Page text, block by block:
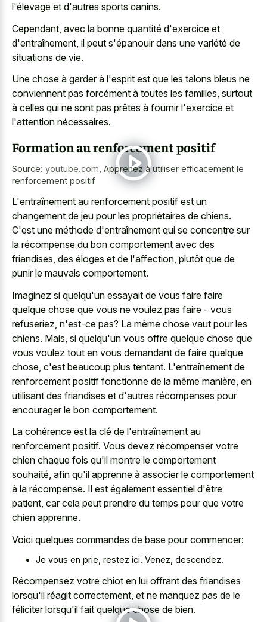
l'élevage et d'autres sports canins.
Cependant, avec la bonne quantité d'exercice et
d'entraînement, il peut s'épanouir dans une variété de
situations de vie.
Une chose à garder à l'esprit est que les talons bleus ne
conviennent pas forcément à toutes les familles, surtout
à celles qui ne sont pas prêtes à fournir l'exercice et
l'attention nécessaires.
Formation au renforcement positif
Source: youtube.com Apprenez à utiliser efficacement le
renforcement positif
L'entraînement au renforcement positif est un
changement de jeu pour les propriétaires de chiens.
C'est une méthode d'entraînement qui se concentre sur
la récompense du bon comportement avec des
friandises, des éloges et de l'affection, plutôt que de
punir le mauvais comportement.
Imaginez si quelqu'un essayait de vous faire faire
quelque chose que vous ne voulez pas faire - vous
refuseriez, n'est-ce pas? La même chose vaut pour les
chiens. Mais, si quelqu'un vous offre quelque chose que
vous voulez tout en vous demandant de faire quelque
chose, c'est beaucoup plus tentant. L'entraînement de
renforcement positif fonctionne de la même manière, en
utilisant des friandises et d'autres récompenses pour
encourager le bon comportement.
La cohérence est la clé de l'entraînement au
renforcement positif. Vous devez récompenser votre
chien chaque fois qu'il montre le comportement
souhaité, afin qu'il apprenne à associer le comportement
à la récompense. Il est également essentiel d'être
patient, car cela peut prendre du temps pour que votre
chien apprenne.
Voici quelques commandes de base pour commencer:
Je vous en prie, restez ici. Venez, descendez.
Récompensez votre chiot en lui offrant des friandises
lorsqu'il réagit correctement, et ne manquez pas de le
féliciter lorsqu'il fait quelque chose de bien.